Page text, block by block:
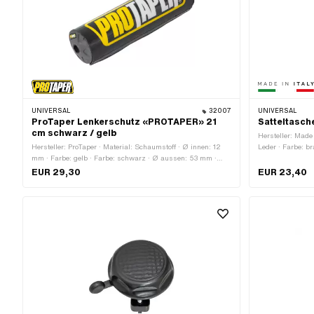
UNIVERSAL 32007
ProTaper Lenkerschutz «PROTAPER» 21
cm schwarz / gelb
Hersteller: ProTaper · Material: Schaumstoff · Ø innen: 12
mm · Farbe: gelb · Farbe: schwarz · Ø aussen: 53 mm ·
Gesamtlänge: 210 mm
EUR 29,30
UNIVERSAL
Hersteller:
Leder · Farbe:
zueinander: 100
EUR 23,40